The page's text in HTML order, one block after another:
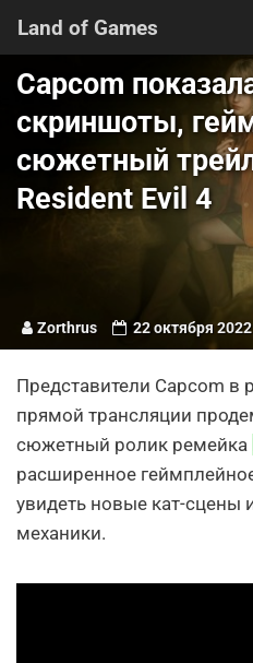
Land of Games
Capcom
скриншоты,
сюжетный
Resident Evil 4
Zorthrus 22 октября 2022
Представители Capcom в
прямой трансляции
сюжетный ролик ремейка
расширенное
увидеть новые кат-сцены
механики.